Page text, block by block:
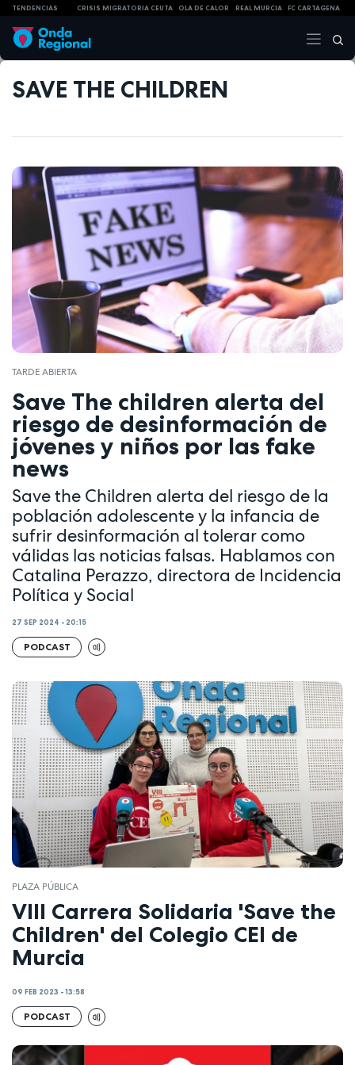
TENDENCIAS CRISIS MIGRATORIA CEUTA OLA DE CALOR REAL MURCIA FC CARTAGENA
SAVE THE CHILDREN
TARDE ABIERTA
Save The children alerta del
riesgo de desinformación de
jóvenes y niños por las fake
news
Save the Children alerta del riesgo de la
población adolescente y la infancia de
sufrir desinformación al tolerar como
válidas las noticias falsas. Hablamos con
Catalina Perazzo, directora de Incidencia
Política y Social
27 SEP 2024 - 20:15
PODCAST
PLAZA PÚBLICA
VIII Carrera Solidaria 'Save the
Children' del Colegio CEI de
Murcia
09 FEB 2023 - 13:58
PODCAST